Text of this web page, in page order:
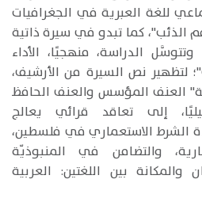
للغة العبرية في الجغرافيات
الذئب"، كما تبدو في سيرة ذاتية
الدراسة، منهجيًا، الأداء
لتظهير نص السيرة من الأرشيف،
العنف المؤسس والعنف الحافظ
إلى تعاقد قرائي يعالج
الشرط الاستعماري في فلسطين،
والتضامن في المنبوذيّة
والمكانة بين اللغتين: العربية